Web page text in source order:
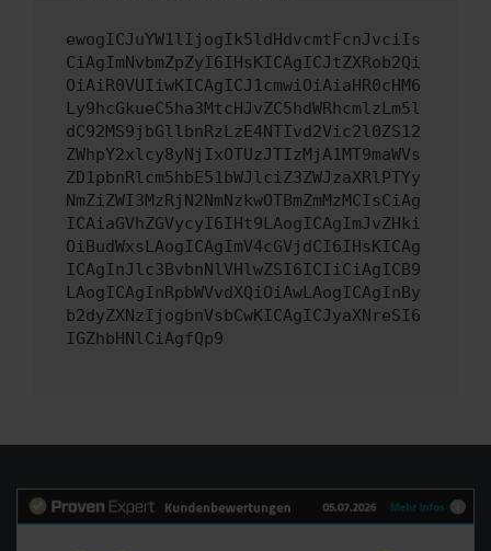
ewogICJuYW1lIjogIk5ldHdvcmtFcnJvciIs
CiAgImNvbmZpZyI6IHsKICAgICJtZXRob2Qi
OiAiR0VUIiwKICAgICJ1cmwiOiAiaHR0cHM6
Ly9hcGkueC5ha3MtcHJvZC5hdWRhcmlzLm5l
dC92MS9jbGllbnRzLzE4NTIvd2Vic2l0ZS12
ZWhpY2xlcy8yNjIxOTUzJTIzMjA1MT9maWVs
ZD1pbnRlcm5hbE51bWJlciZ3ZWJzaXRlPTYy
NmZiZWI3MzRjN2NmNzkwOTBmZmMzMCIsCiAg
ICAiaGVhZGVycyI6IHt9LAogICAgImJvZHki
OiBudWxsLAogICAgImV4cGVjdCI6IHsKICAg
ICAgInJlc3BvbnNlVHlwZSI6ICIiCiAgICB9
LAogICAgInRpbWVvdXQiOiAwLAogICAgInBy
b2dyZXNzIjogbnVsbCwKICAgICJyaXNreSI6
IGZhbHNlCiAgfQp9